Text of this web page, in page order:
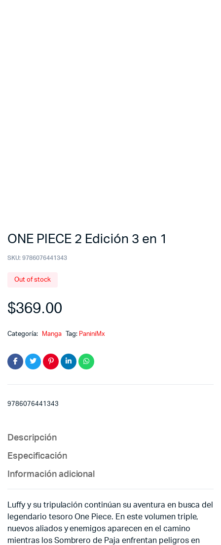
ONE PIECE 2 Edición 3 en 1
SKU: 9786076441343
Out of stock
$369.00
Categoría: Manga Tag: PaniniMx
9786076441343
Descripción
Especificación
Información adicional
Luffy y su tripulación continúan su aventura en busca del
legendario tesoro One Piece. En este volumen triple,
nuevos aliados y enemigos aparecen en el camino
mientras los Sombrero de Paja enfrentan peligros en